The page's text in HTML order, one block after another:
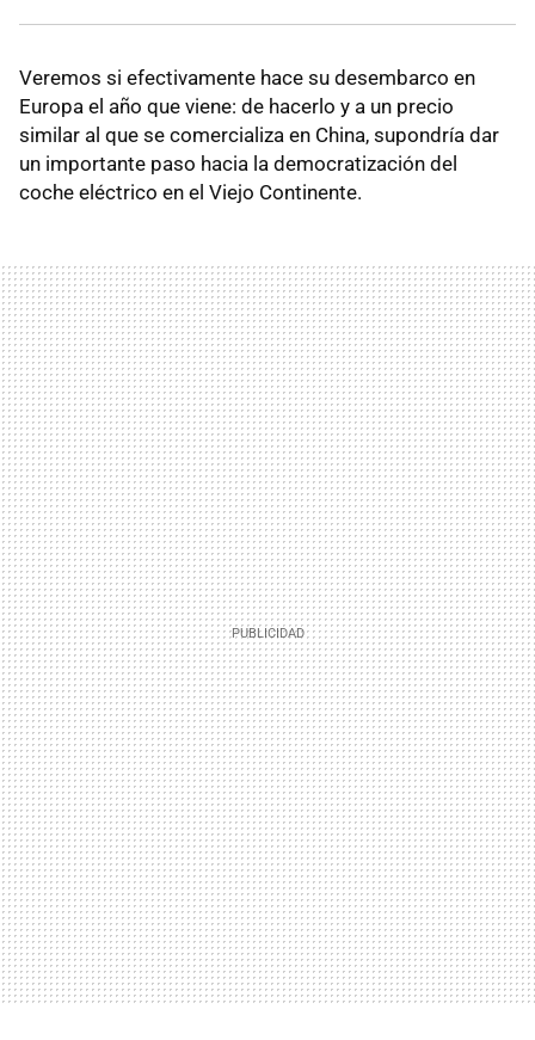
Veremos si efectivamente hace su desembarco en
Europa el año que viene: de hacerlo y a un precio
similar al que se comercializa en China, supondría dar
un importante paso hacia la democratización del
coche eléctrico en el Viejo Continente.